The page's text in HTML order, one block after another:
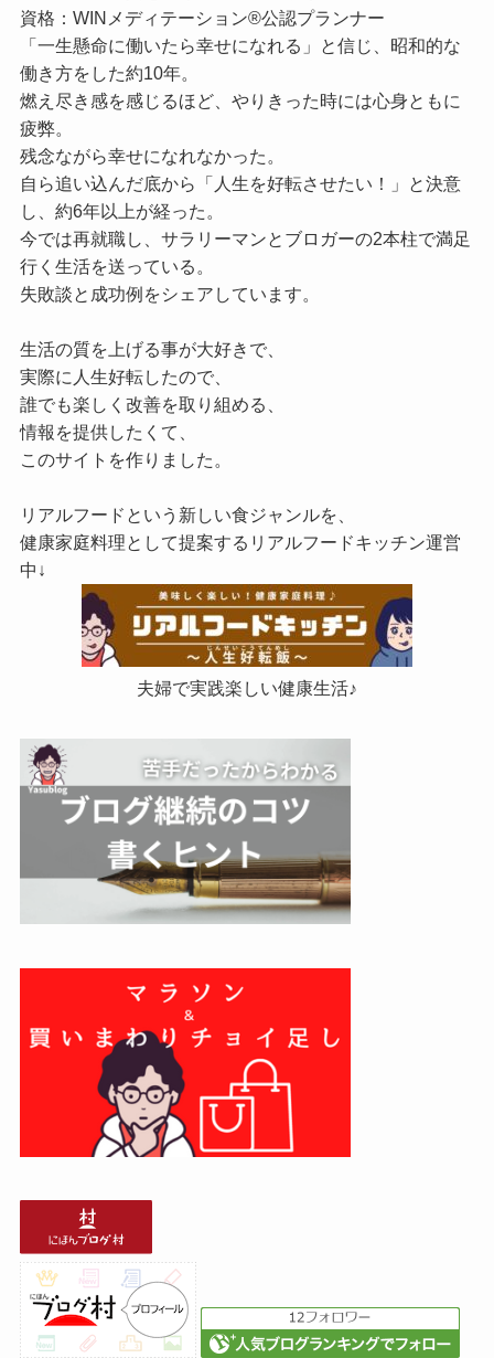
資格：WINメディテーション®公認プランナー
「一生懸命に働いたら幸せになれる」と信じ、昭和的な
働き方をした約10年。
燃え尽き感を感じるほど、やりきった時には心身ともに
疲弊。
残念ながら幸せになれなかった。
自ら追い込んだ底から「人生を好転させたい！」と決意
し、約6年以上が経った。
今では再就職し、サラリーマンとブロガーの2本柱で満足
行く生活を送っている。
失敗談と成功例をシェアしています。
生活の質を上げる事が大好きで、
実際に人生好転したので、
誰でも楽しく改善を取り組める、
情報を提供したくて、
このサイトを作りました。
リアルフードという新しい食ジャンルを、
健康家庭料理として提案するリアルフードキッチン運営
中↓
夫婦で実践楽しい健康生活♪